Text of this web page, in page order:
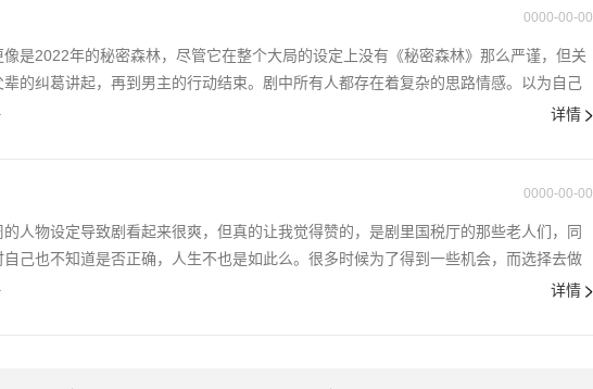
0000-00-00
是2022年的秘密森林，尽管它在整个大局的设定上没有《秘密森林》那么严谨，但关
的纠葛讲起，再到男主的行动结束。剧中所有人都存在着复杂的思路情感。以为自己
详情
0000-00-00
人物设定导致剧看起来很爽，但真的让我觉得赞的，是剧里国税厅的那些老人们，同
己也不知道是否正确，人生不也是如此么。很多时候为了得到一些机会，而选择去做
详情